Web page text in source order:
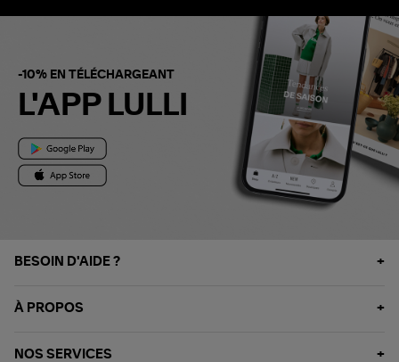
-10% EN TÉLÉCHARGEANT
L'APP LULLI
BESOIN D'AIDE ?
À PROPOS
NOS SERVICES